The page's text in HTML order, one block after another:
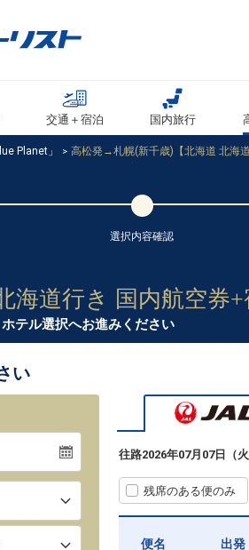
交通＋宿泊 国内旅行
Planet」 高松発→札幌(新千歳)【北海道 北海
選択内容確認
海道行き 国内航空券
テル選択へお進みください
い
往路2026年07月07日（火
残席のある便のみ
便名 出発